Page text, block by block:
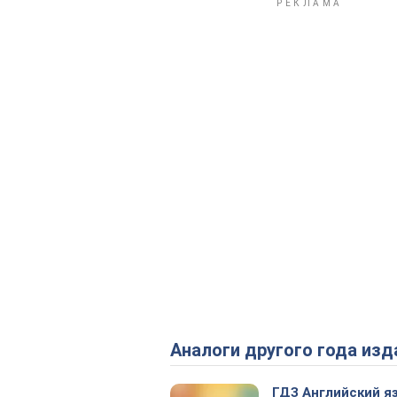
Аналоги другого года
ГДЗ Английский